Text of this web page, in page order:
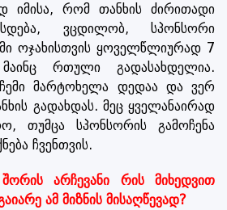
იმისა, რომ თანხის ძირითადი
ვცდილობ, სპონსორი
ოჯახისთვის ყოველწლიურად 7
რთული გადასახდელია.
მარტოხელა დედაა და ვერ
გადახდას. მეც ყველანაირად
თუმცა სპონსორის გამოჩენა
ჩვენთვის.
შორის არჩევანი რის მიხედვით
ამ მიზნის მისაღწევად?